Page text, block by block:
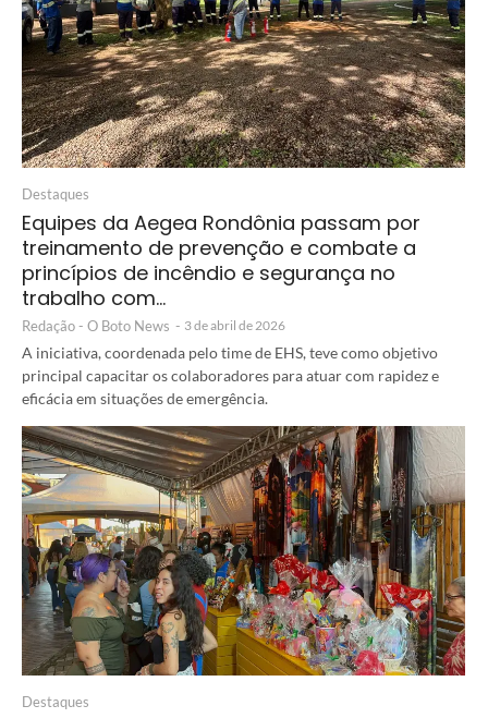
Destaques
Equipes da Aegea Rondônia passam por
treinamento de prevenção e combate a
princípios de incêndio e segurança no
trabalho com…
Redação - O Boto News - 3 de abril de 2026
A iniciativa, coordenada pelo time de EHS, teve como objetivo
principal capacitar os colaboradores para atuar com rapidez e
eficácia em situações de emergência.
Destaques